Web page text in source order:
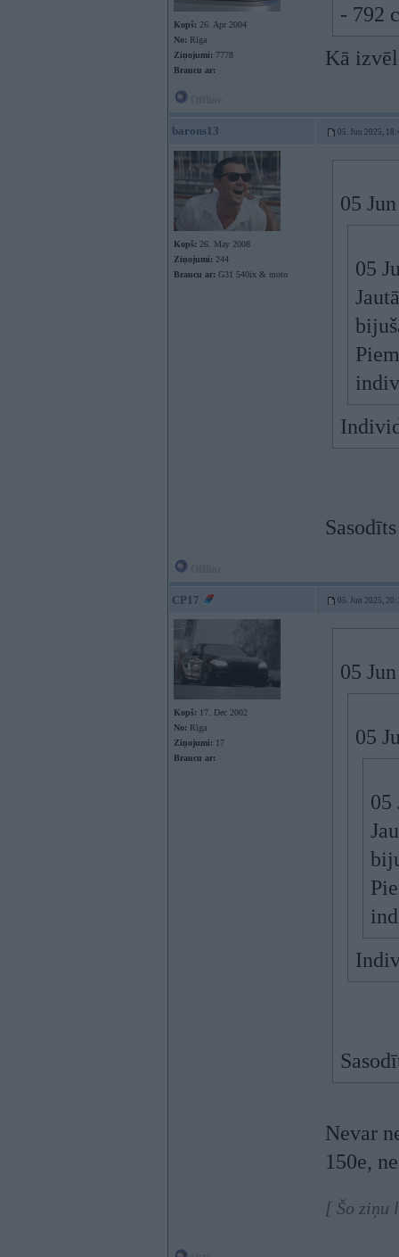
Kopš: 26. Apr 2004
No: Rīga
Ziņojumi: 7778
Braucu ar:
- 792
Kā
barons13 05. Jun 2025,
Kopš: 26. May 2008
Ziņojumi: 244
Braucu ar: G31 540ix & moto
05
05
CP17 05. Jun 2025,
Kopš: 17. Dec 2002
No: Rīga
Ziņojumi: 17
Braucu ar:
05
05
05
Nevar
150e,
[ Šo ziņu